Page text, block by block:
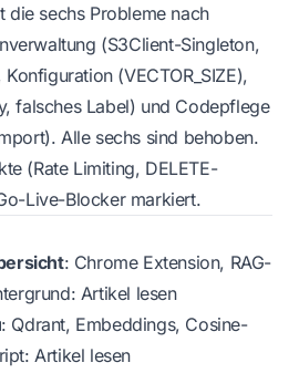
die sechs Probleme nach
(S3Client-Singleton,
(VECTOR_SIZE),
falsches Label) und Codepflege
Alle sechs sind behoben.
(Rate Limiting, DELETE-
Live-Blocker markiert.
: Chrome Extension, RAG-
Artikel lesen
: Qdrant, Embeddings, Cosine-
Artikel lesen